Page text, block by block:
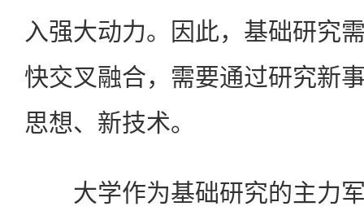
入强大动力。因此，基础研究
快交叉融合，需要通过研究新
思想、新技术。
大学作为基础研究的主力军